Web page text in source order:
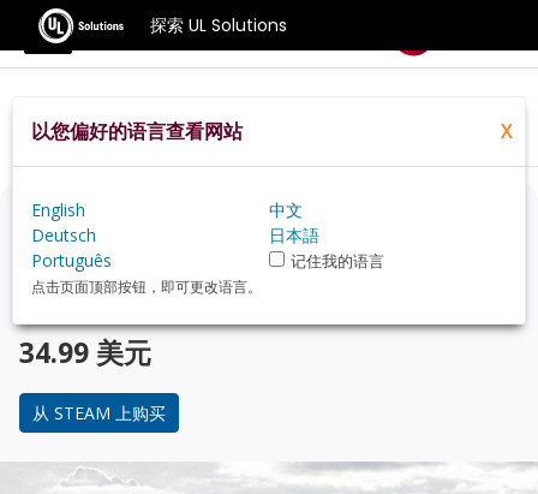
探索 UL Solutions
基准测试
Home Zh Hans Compare
正在考虑升级？
使用 3DMark 游戏玩家的基准测试，来了解您的 PC 与 受
欢迎的 CPU 在性能上的对比。
34.99 美元
从 STEAM 上购买
以您偏好的语言查看网站 X
English
中文
Deutsch
日本語
Português
记住我的语言
点击页面顶部按钮，即可更改语言。